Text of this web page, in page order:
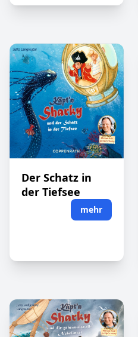
Der Schatz in
der Tiefsee
mehr